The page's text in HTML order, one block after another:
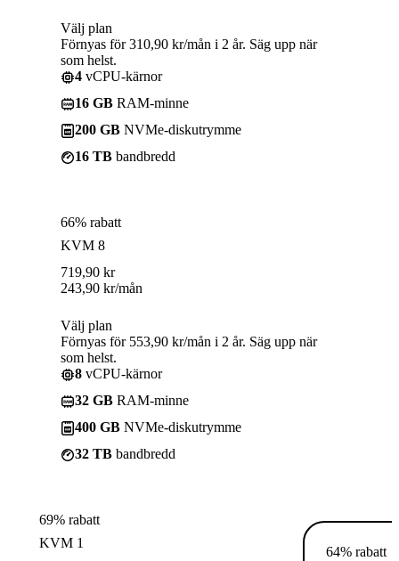
Välj plan
Förnyas för 310,90 kr/mån i 2 år. Säg upp när
som helst.
4 vCPU-kärnor
16 GB RAM-minne
200 GB NVMe-diskutrymme
16 TB bandbredd
66% rabatt
KVM 8
719,90 kr
243,90 kr/mån
Välj plan
Förnyas för 553,90 kr/mån i 2 år. Säg upp när
som helst.
8 vCPU-kärnor
32 GB RAM-minne
400 GB NVMe-diskutrymme
32 TB bandbredd
69% rabatt
KVM 1
64% rabatt